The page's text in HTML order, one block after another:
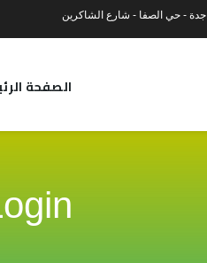
جدة - حي الصفا - شارع الشاكرين
الصفحة